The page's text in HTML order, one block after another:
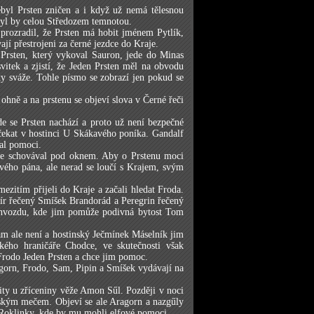
Prsten zničen a i když už nemá tělesnou
by celou Středozem temnotou.
že Prsten má hobit jménem Pytlík,
přestrojeni za černé jezdce do Kraje.
který vykoval Sauron, jede do Minas
a zjistí, že Jeden Prsten měl na obvodu
sváže. Tohle písmo se zobrazí jen pokud se
a na prstenu se objeví slova v Černé řeči
Prsten nachází a proto už není bezpečné
v hostinci U Skákavého poníka. Gandalf
pomoci.
schovával pod oknem. Aby o Prstenu moci
pána, ale nerad se loučí s Krajem, svým
přijeli do Kraje a začali hledat Froda.
Smíšek Brandorád a Peregrin řečený
kde jim pomůže podivná bytost Tom
ale není a hostinský Ječmínek Máselník jim
hraničáře Chodce, ve skutečnosti však
Jeden Prsten a chce jim pomoc.
Frodo, Sam, Pipin a Smíšek vydávají na
u zříceniny věže Amon Sűl. Později v noci
mečem. Objeví se ale Aragorn a nazgűly